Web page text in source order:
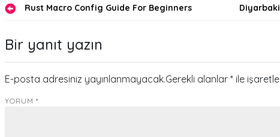
Yazı
gezinmesi
Rust Macro Config Guide For Beginners
Bir yanıt yazın
E-posta adresiniz yayınlanmayacak.Gerekli alanlar * ile
YORUM *